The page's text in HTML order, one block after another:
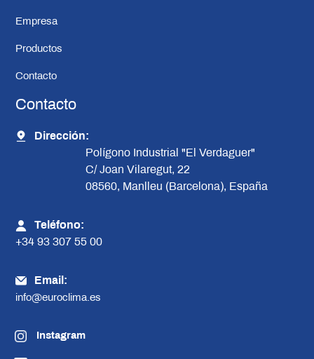
Empresa
Productos
Contacto
Contacto
Dirección:
Polígono Industrial "El Verdaguer"
C/ Joan Vilaregut, 22
08560, Manlleu (Barcelona), España
Teléfono:
+34 93 307 55 00
Email:
info@euroclima.es
Instagram